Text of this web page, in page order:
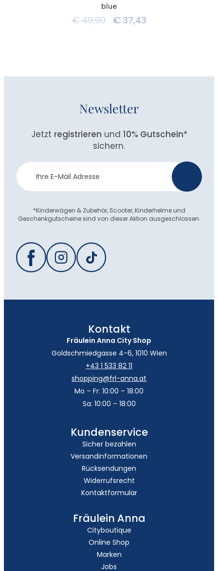
blue
€49,90 €37,43
Newsletter
Jetzt registrieren und 10% Gutschein*
sichern.
Newsletter
Anmeldung
*Kinderwägen & Zubehör, Scooter, Kinderhelme und
Geschenkgutscheine sind von dieser Aktion ausgeschlossen.
Kontakt
Fräulein Anna City Shop
Goldschmiedgasse 4-6, 1010 Wien
+43 1 533 82 11
shopping@frl-anna.at
Mo – Fr: 10:00 – 18:00
Sa: 10:00 – 18:00
Kundenservice
Sicher bezahlen
Versandinformationen
Rücksendungen
Widerrufsrecht
Kontaktformular
Fräulein Anna
Cityboutique
Online Shop
Marken
Jobs